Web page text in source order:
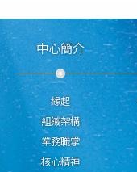
中心簡介
緣起
組織架構
業務職掌
核心精神